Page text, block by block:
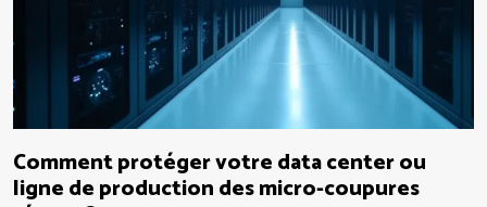
Comment protéger votre data center ou
ligne de production des micro-coupures